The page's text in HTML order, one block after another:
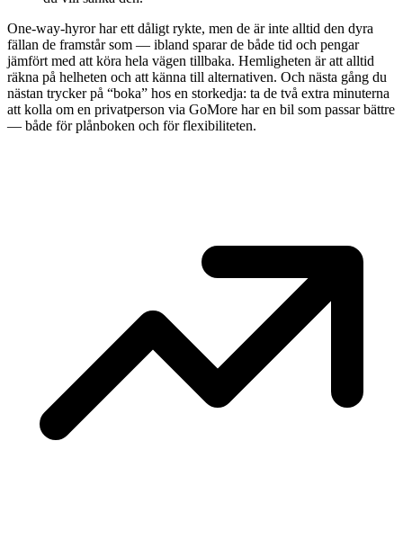
One-way-hyror har ett dåligt rykte, men de är inte alltid den dyra
fällan de framstår som — ibland sparar de både tid och pengar
jämfört med att köra hela vägen tillbaka. Hemligheten är att alltid
räkna på helheten och att känna till alternativen. Och nästa gång du
nästan trycker på “boka” hos en storkedja: ta de två extra minuterna
att kolla om en privatperson via GoMore har en bil som passar bättre
— både för plånboken och för flexibiliteten.